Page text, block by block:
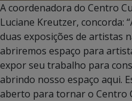
A coordenadora do Centro
Luciane Kreutzer, concorda:
duas exposições de artistas
abriremos espaço para
expor seu trabalho para
abrindo nosso espaço aqui.
aberto para tornar o Centro